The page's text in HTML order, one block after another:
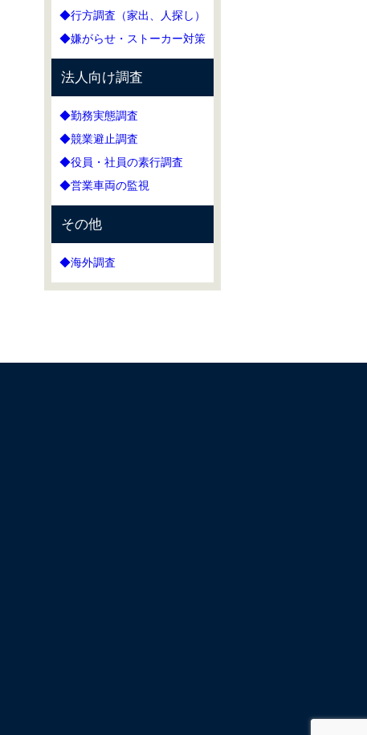
◆行方調査（家出、人探し）
◆嫌がらせ・ストーカー対策
法人向け調査
◆勤務実態調査
◆競業避止調査
◆役員・社員の素行調査
◆営業車両の監視
その他
◆海外調査